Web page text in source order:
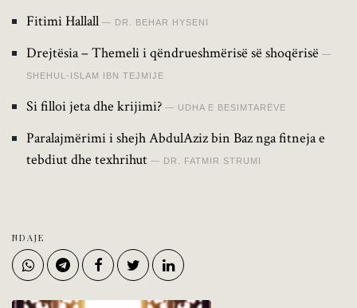
Fitimi Hallall DR. BEHAR HYSENI
Drejtësia – Themeli i qëndrueshmërisë së shoqërisë
SHEHUL-ISLAM IBN TEJMIJE
Si filloi jeta dhe krijimi? UDHA E BESIMTARËVE
Paralajmërimi i shejh AbdulAziz bin Baz nga fitneja e
tebdiut dhe texhrihut
DR. FATMIR STRUMI
NDAJE